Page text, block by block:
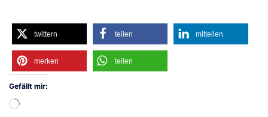
twittern teilen mitteilen
merken teilen
Gefällt mir:
Wird